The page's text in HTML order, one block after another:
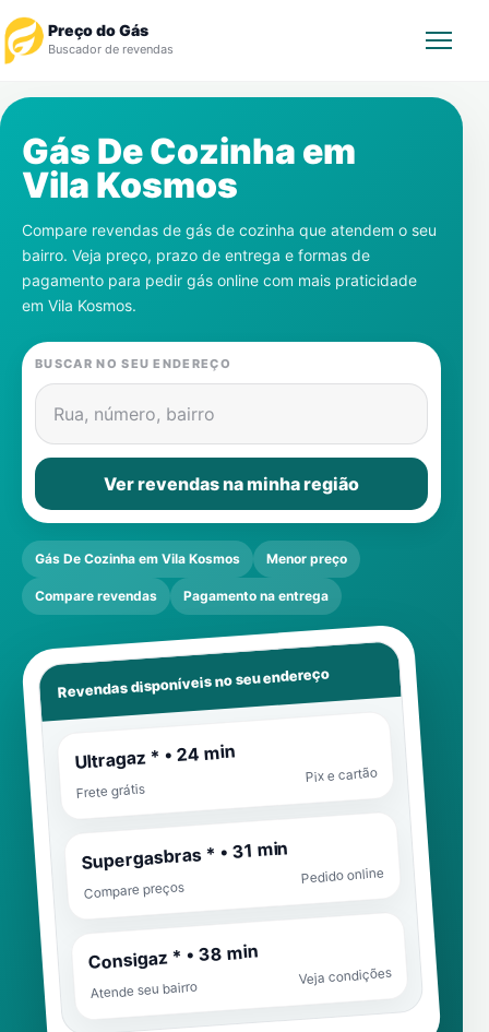
Preço do Gás
Buscador de revendas
Revendedor
Notícias
Cadastre-se
Gás
Contatos
Gás De Cozinha em
Vila Kosmos
Compare revendas de gás de cozinha que atendem o seu
bairro. Veja preço, prazo de entrega e formas de
pagamento para pedir gás online com mais praticidade
em Vila Kosmos.
BUSCAR NO SEU ENDEREÇO
Rua, número, bairro
Ver revendas na minha região
Gás De Cozinha em Vila Kosmos Menor preço
Compare revendas Pagamento na entrega
Revendas disponíveis no seu endereço
Ultragaz * • 24 min
Frete grátis
Pix e cartão
Supergasbras * • 31 min
Compare preços
Pedido online
Consigaz * • 38 min
Atende seu bairro
Veja condições